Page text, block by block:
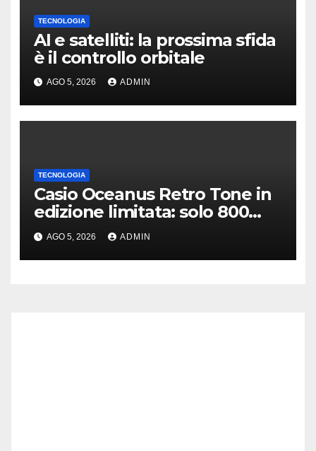
TECNOLOGIA
AI e satelliti: la prossima sfida
è il controllo orbitale
AGO 5, 2026 ADMIN
TECNOLOGIA
Casio Oceanus Retro Tone in
edizione limitata: solo 800
esemplari disponibili
AGO 5, 2026 ADMIN